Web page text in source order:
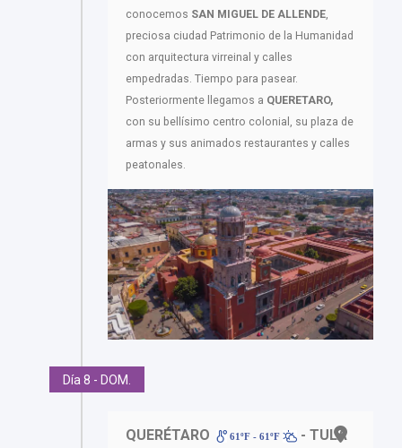
conocemos SAN MIGUEL DE ALLENDE,
preciosa ciudad Patrimonio de la Humanidad
con arquitectura virreinal y calles
empedradas. Tiempo para pasear.
Posteriormente llegamos a QUERETARO,
con su bellísimo centro colonial, su plaza de
armas y sus animados restaurantes y calles
peatonales.
Día 8 - DOM.
QUERÉTARO 61ºF - 61ºF - TULA